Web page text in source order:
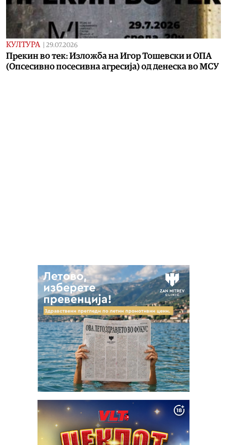
КУЛТУРА 29.07.2026
Прекин во тек: Изложба на Игор Тошевски и ОПА
(Опсесивно посесивна агресија) од денеска во МСУ